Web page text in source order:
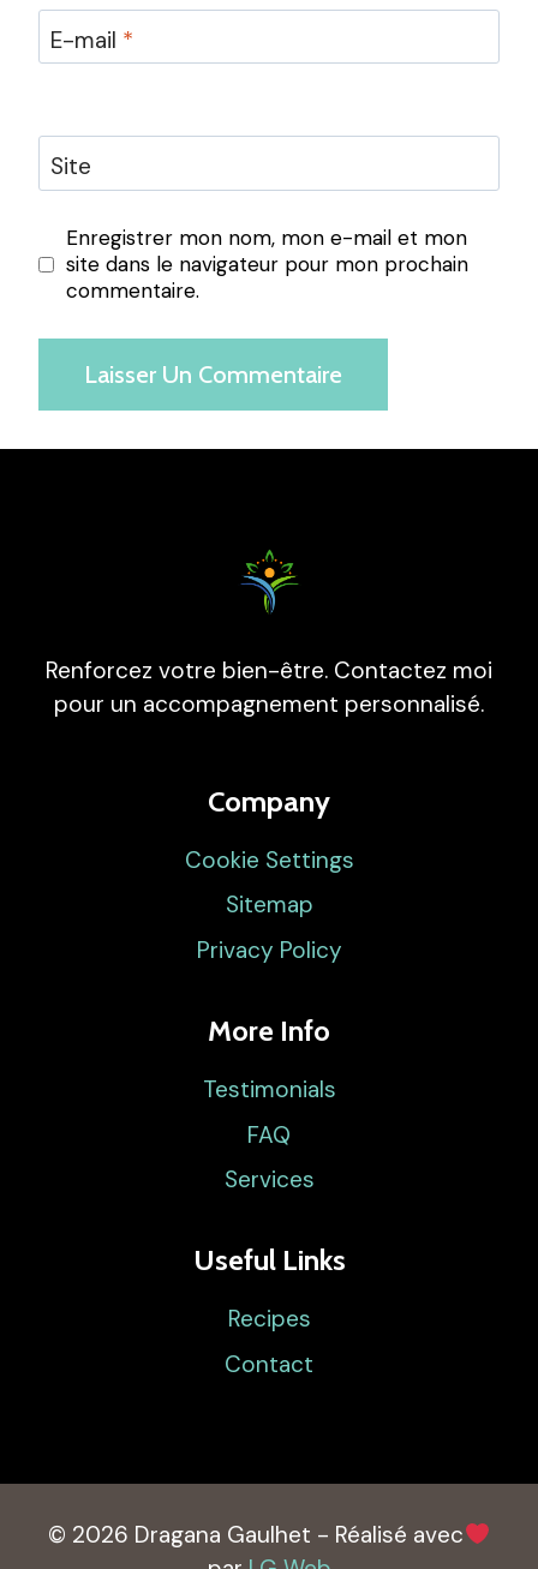
E-mail *
Site
Enregistrer mon nom, mon e-mail et mon
site dans le navigateur pour mon prochain
commentaire.
Renforcez votre bien-être. Contactez moi
pour un accompagnement personnalisé.
Company
Cookie Settings
Sitemap
Privacy Policy
More Info
Testimonials
FAQ
Services
Useful Links
Recipes
Contact
© 2026 Dragana Gaulhet - Réalisé avec